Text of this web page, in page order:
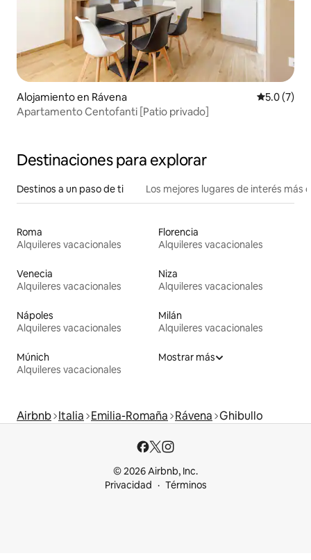
Alojamiento en Rávena
5.0 (7)
Apartamento Centofanti [Patio privado]
Destinaciones para explorar
Destinos a un paso de ti Los mejores lugares de interés más
Roma
Alquileres vacacionales
Florencia
Alquileres vacacionales
Venecia
Alquileres vacacionales
Niza
Alquileres vacacionales
Nápoles
Alquileres vacacionales
Milán
Alquileres vacacionales
Múnich
Alquileres vacacionales
Mostrar más
Airbnb Italia Emilia-Romaña Rávena Ghibullo
© 2026 Airbnb, Inc.
Privacidad
Términos